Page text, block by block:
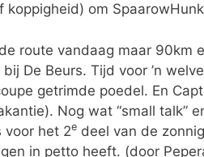
koppigheid) om
route vandaag maar 90km
bij De Beurs. Tijd voor ’n
getrimde poedel. En
Nog wat “small talk”
voor het 2e deel van de
in petto heeft. (door